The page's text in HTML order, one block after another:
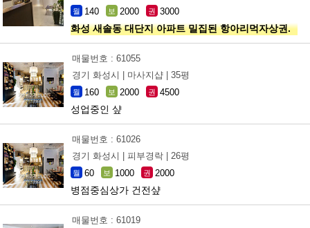
월 140 보 2000 권 3000
화성 새솔동 대단지 아파트 밀집된 항아리먹자상권.
매물번호 : 61055
경기 화성시 |
마사지샵 | 35평
월 160 보 2000 권 4500
성업중인 샾
매물번호 : 61026
경기 화성시 |
피부경락 | 26평
월 60 보 1000 권 2000
병점중심상가 건전샾
매물번호 : 61019